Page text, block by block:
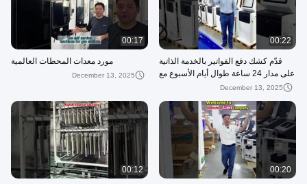
00:22
قدّم كشك دفع الفواتير بالخدمة الذاتية
على مدار 24 ساعة طوال أيام الأسبوع مع
December 13, 2025
00:17
مورد معدات المحطات العالمية
December 13, 2025
00:20
00:12